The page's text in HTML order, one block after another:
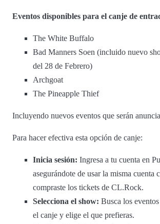
Eventos disponibles para el canje de
The White Buffalo
Bad Manners Soen (incluido nuevo
del 28 de Febrero)
Archgoat
The Pineapple Thief
Incluyendo nuevos eventos que serán
Para hacer efectiva esta opción de canje:
Inicia sesión: Ingresa a tu cuenta en
asegurándote de usar la misma cuenta
compraste los tickets de CL.Rock.
Selecciona el show: Busca los
el canje y elige el que prefieras.